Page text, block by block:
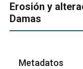
Erosión y
Damas
Metadatos